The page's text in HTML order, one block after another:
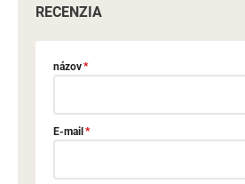
RECENZIA
názov*
E-mail *